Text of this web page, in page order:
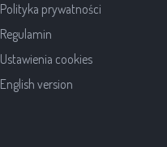
Polityka prywatności
Regulamin
Ustawienia cookies
English version